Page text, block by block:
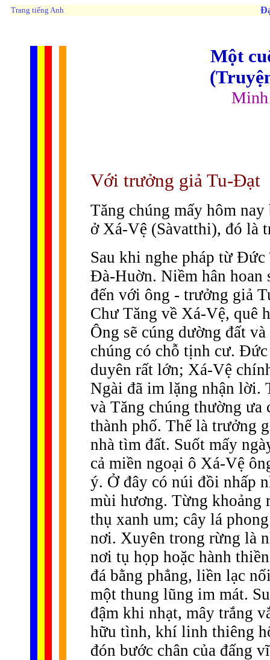
Trang tiếng Anh
Một
Với trưởng giả Tu-Ðạt
Tăng chúng mấy hôm
ở Xá-Vệ (Sàvatthi), đó là
Sau khi nghe pháp từ
Ðà-Huờn. Niềm hân hoan
đến với ông - trưởng giả
Chư Tăng về Xá-Vệ, quê
Ông sẽ cúng dường đất
chúng có chỗ tịnh cư.
duyên rất lớn; Xá-Vệ
Ngài đã im lặng nhận lời.
và Tăng chúng thường ưa
thành phố. Thế là trưởng
nhà tìm đất. Suốt mấy
cả miền ngoại ô Xá-Vệ
ý. Ở đây có núi đồi nhấp
mùi hương. Từng khoảng
thụ xanh um; cây lá
nơi. Xuyên trong rừng là
nơi tụ họp hoặc hành
đá bằng phẳng, liền lạc
một thung lũng im mát.
đậm khi nhạt, mây trắng
hữu tình, khí linh thiêng
đón bước chân của đấng